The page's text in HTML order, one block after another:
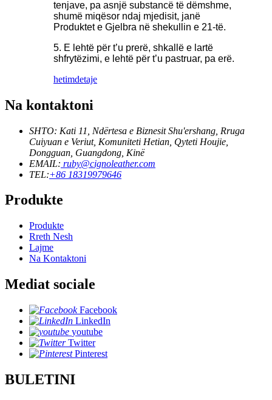
tenjave, pa asnjë substancë të dëmshme,
shumë miqësor ndaj mjedisit, janë
Produktet e Gjelbra në shekullin e 21-të.
5. E lehtë për t’u prerë, shkallë e lartë
shfrytëzimi, e lehtë për t’u pastruar, pa erë.
hetimdetaje
Na kontaktoni
SHTO: Kati 11, Ndërtesa e Biznesit Shu'ershang, Rruga
Cuiyuan e Veriut, Komuniteti Hetian, Qyteti Houjie,
Dongguan, Guangdong, Kinë
EMAIL: ruby@cignoleather.com
TEL:+86 18319979646
Produkte
Produkte
Rreth Nesh
Lajme
Na Kontaktoni
Mediat sociale
Facebook
LinkedIn
youtube
Twitter
Pinterest
BULETINI